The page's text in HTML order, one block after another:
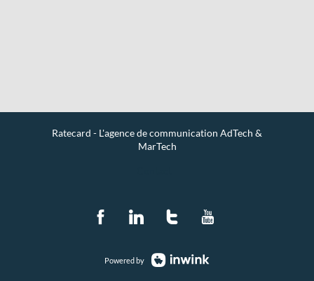
Ratecard - L'agence de communication AdTech &
MarTech
Powered by